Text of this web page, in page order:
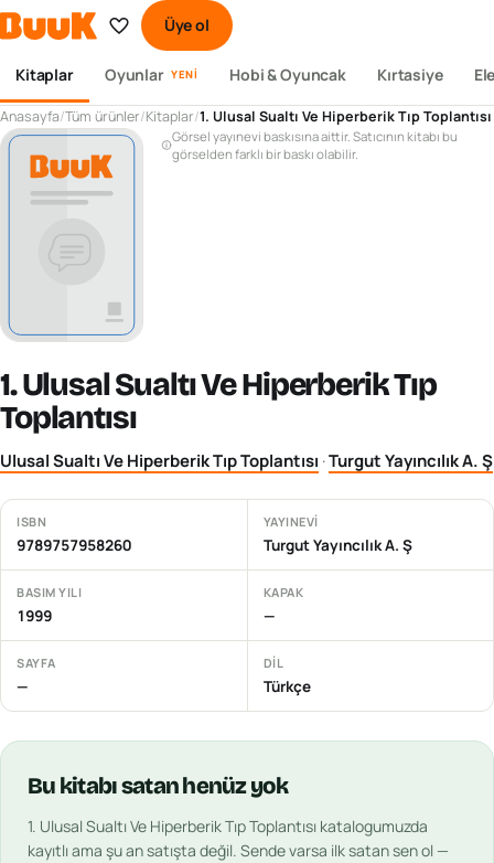
Üye ol
Kitaplar Oyunlar YENI Hobi & Oyuncak Kırtasiye
Anasayfa/Tüm ürünler/Kitaplar/1. Ulusal Sualtı Ve Hiperberik Tıp Toplantısı
Görsel yayınevi baskısına aittir. Satıcının kitabı bu
görselden farklı bir baskı olabilir.
1. Ulusal Sualtı Ve Hiperberik Tıp
Toplantısı
Ulusal Sualtı Ve Hiperberik Tıp Toplantısı ·Turgut Yayıncılık A. Ş
ISBN
9789757958260
YAYINEVI
Turgut Yayıncılık A. Ş
BASIM YILI
1999
KAPAK
—
SAYFA
—
DIL
Türkçe
Bu kitabısatan henüz yok
1. Ulusal Sualtı Ve Hiperberik Tıp Toplantısı katalogumuzda
kayıtlı ama şu an satışta değil. Sende varsa ilk satan sen ol —